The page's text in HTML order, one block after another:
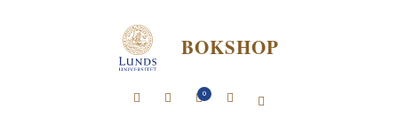
BOKSHOP
0